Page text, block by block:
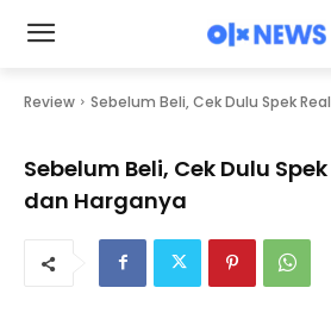
Review Sebelum Beli, Cek Dulu Spek
Sebelum Beli, Cek Dulu
dan Harganya